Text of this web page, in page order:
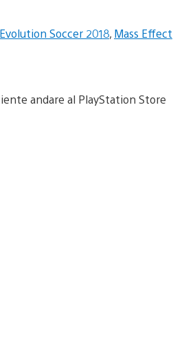
Soccer 2018, Mass Effect
andare al PlayStation Store